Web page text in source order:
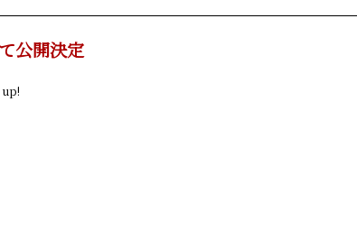
公開決定